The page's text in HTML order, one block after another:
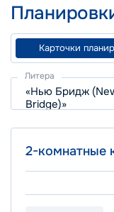
Карточки
Литера
«Нью Бридж
Bridge)»
2-комнатные
от 39.50 м2от